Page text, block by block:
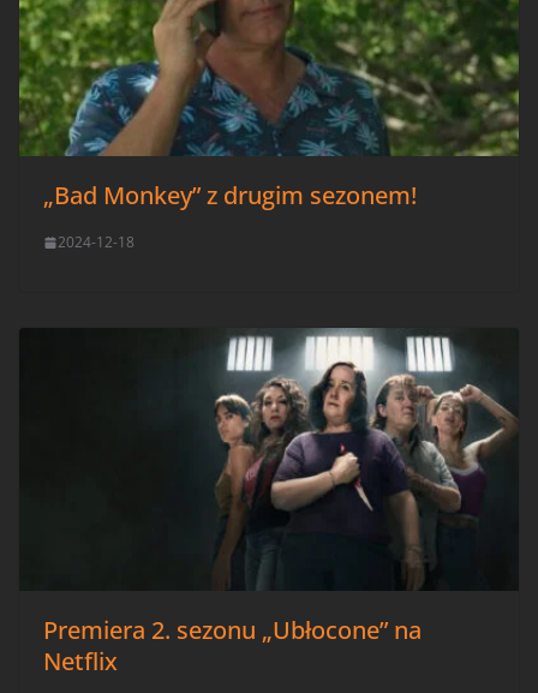
„Bad Monkey” z drugim sezonem!
2024-12-18
Premiera 2. sezonu „Ubłocone” na
Netflix